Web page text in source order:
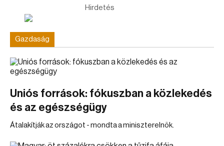
Hirdetés
Gazdaság
Uniós források: fókuszban a közlekedés
és az egészségügy
Átalakítják az országot - mondta a miniszterelnök.